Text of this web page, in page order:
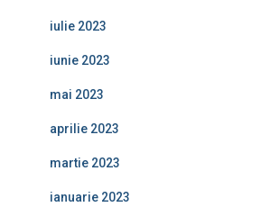
iulie 2023
iunie 2023
mai 2023
aprilie 2023
martie 2023
ianuarie 2023